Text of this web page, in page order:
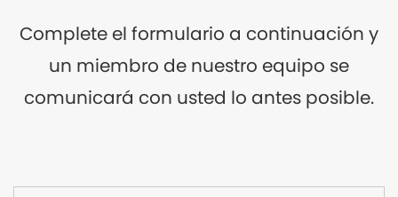
Complete el formulario a continuación y
un miembro de nuestro equipo se
comunicará con usted lo antes posible.